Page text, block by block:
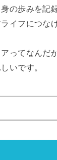
の歩みを記
イフにつな
ってなんだ
いです。
索: